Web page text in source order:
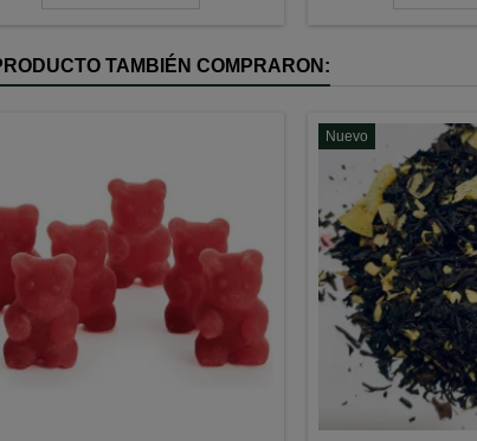
TAMBIÉN COMPRARON:
Nuevo